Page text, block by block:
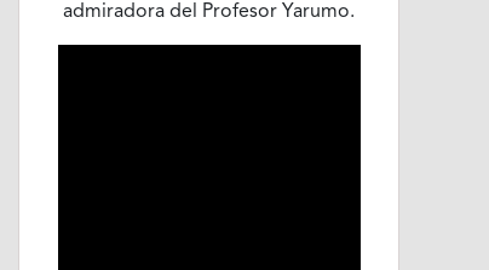
admiradora del Profesor Yarumo.